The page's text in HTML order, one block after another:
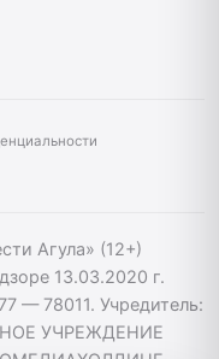
Агула» (12+)
13.03.2020 г.
— 78011. Учредитель:
УЧРЕЖДЕНИЕ